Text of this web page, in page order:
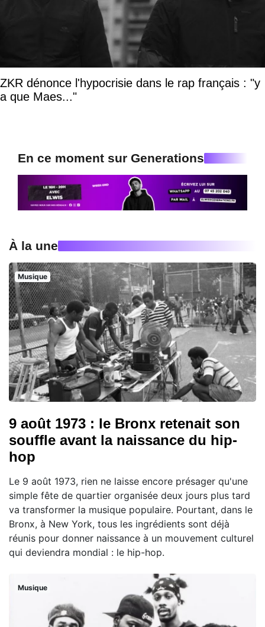
ZKR dénonce l'hypocrisie dans le rap français : "y
a que Maes..."
En ce moment sur Generations
À la une
Musique
9 août 1973 : le Bronx retenait son
souffle avant la naissance du hip-
hop
Le 9 août 1973, rien ne laisse encore présager qu'une
simple fête de quartier organisée deux jours plus tard
va transformer la musique populaire. Pourtant, dans le
Bronx, à New York, tous les ingrédients sont déjà
réunis pour donner naissance à un mouvement culturel
qui deviendra mondial : le hip-hop.
Musique